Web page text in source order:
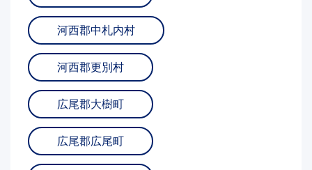
河西郡中札内村
河西郡更別村
広尾郡大樹町
広尾郡広尾町